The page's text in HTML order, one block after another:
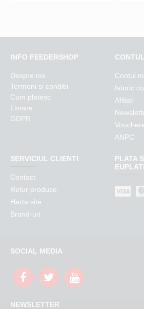
INFO FEEDERSHOP
Despre noi
Termeni si conditii
Cum platesc
Livrare
GDPR
Contul
Istoric
Afiliati
ANPC
SERVICIUL CLIENTI
Contact
Retur produse
Harta site
Brand-uri
PLATA
SOCIAL MEDIA
NEWSLETTER